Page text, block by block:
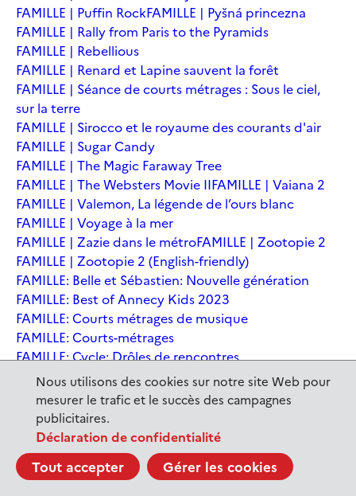
Nous utilisons des cookies sur notre site Web pour
mesurer le trafic et le succès des campagnes
publicitaires.
Déclaration de confidentialité
Tout accepter Gérer les cookies
FAMILLE | Puffin RockFAMILLE | Pyšná princezna
FAMILLE | Rally from Paris to the Pyramids
FAMILLE | Rebellious
FAMILLE | Renard et Lapine sauvent la forêt
FAMILLE | Séance de courts métrages : Sous le ciel,
sur la terre
FAMILLE | Sirocco et le royaume des courants d'air
FAMILLE | Sugar Candy
FAMILLE | The Magic Faraway Tree
FAMILLE | The Websters Movie IIFAMILLE | Vaiana 2
FAMILLE | Valemon, La légende de l’ours blanc
FAMILLE | Voyage à la mer
FAMILLE | Zazie dans le métroFAMILLE | Zootopie 2
FAMILLE | Zootopie 2 (English-friendly)
FAMILLE: Belle et Sébastien: Nouvelle génération
FAMILLE: Best of Annecy Kids 2023
FAMILLE: Courts métrages de musique
FAMILLE: Courts-métrages
FAMILLE: Cycle: Drôles de rencontres
FAMILLE: En sortant de l'école - Andrée Chedid
FAMILLE: Ernest et Célestine: Le voyage en Charabie
FAMILLE: Festival International du court métrage
Clermont-Ferrand
FAMILLE: Kina et Yuk, renards de la banquise
FAMILLE: La Pat' Patrouille : La Super Patrouille, le film